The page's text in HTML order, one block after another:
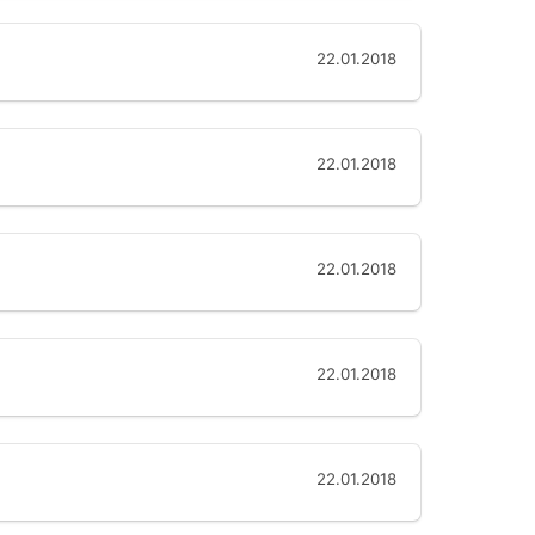
22.01.2018
22.01.2018
22.01.2018
22.01.2018
22.01.2018